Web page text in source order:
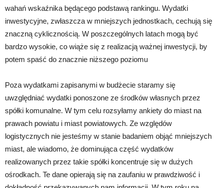
wahań wskaźnika będącego podstawą rankingu. Wydatki
inwestycyjne, zwłaszcza w mniejszych jednostkach, cechują się
znaczną cyklicznością. W poszczególnych latach mogą być
bardzo wysokie, co wiąże się z realizacją ważnej inwestycji, by
potem spaść do znacznie niższego poziomu
Poza wydatkami zapisanymi w budżecie staramy się
uwzględniać wydatki ponoszone ze środków własnych przez
spółki komunalne. W tym celu rozsyłamy ankiety do miast na
prawach powiatu i miast powiatowych. Ze względów
logistycznych nie jesteśmy w stanie badaniem objąć mniejszych
miast, ale wiadomo, że dominująca część wydatków
realizowanych przez takie spółki koncentruje się w dużych
ośrodkach. Te dane opierają się na zaufaniu w prawdziwość i